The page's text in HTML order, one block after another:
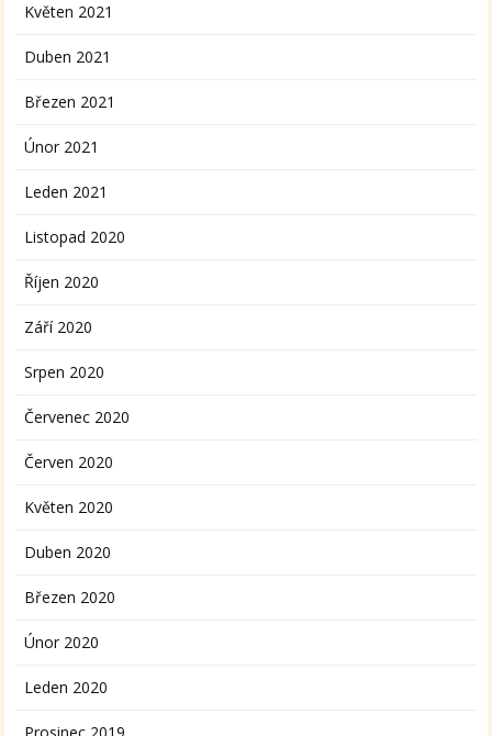
Květen 2021
Duben 2021
Březen 2021
Únor 2021
Leden 2021
Listopad 2020
Říjen 2020
Září 2020
Srpen 2020
Červenec 2020
Červen 2020
Květen 2020
Duben 2020
Březen 2020
Únor 2020
Leden 2020